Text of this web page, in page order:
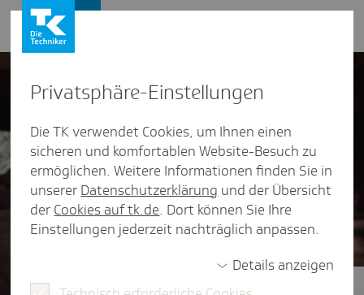
Privat­sphäre-Einstel­lungen
Die TK verwendet Cookies, um Ihnen einen
sicheren und komfortablen Website-Besuch zu
ermöglichen. Weitere Informationen finden Sie in
unserer Datenschutzerklärung und der Übersicht
der Cookies auf tk.de. Dort können Sie Ihre
Einstellungen jederzeit nachträglich anpassen.
Details anzeigen